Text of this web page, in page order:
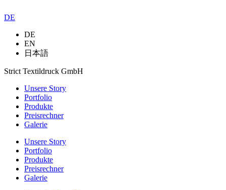
DE
DE
EN
日本語
Strict Textildruck GmbH
Unsere Story
Portfolio
Produkte
Preisrechner
Galerie
Unsere Story
Portfolio
Produkte
Preisrechner
Galerie